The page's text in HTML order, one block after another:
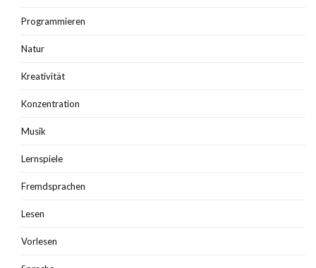
Programmieren
Natur
Kreativität
Konzentration
Musik
Lernspiele
Fremdsprachen
Lesen
Vorlesen